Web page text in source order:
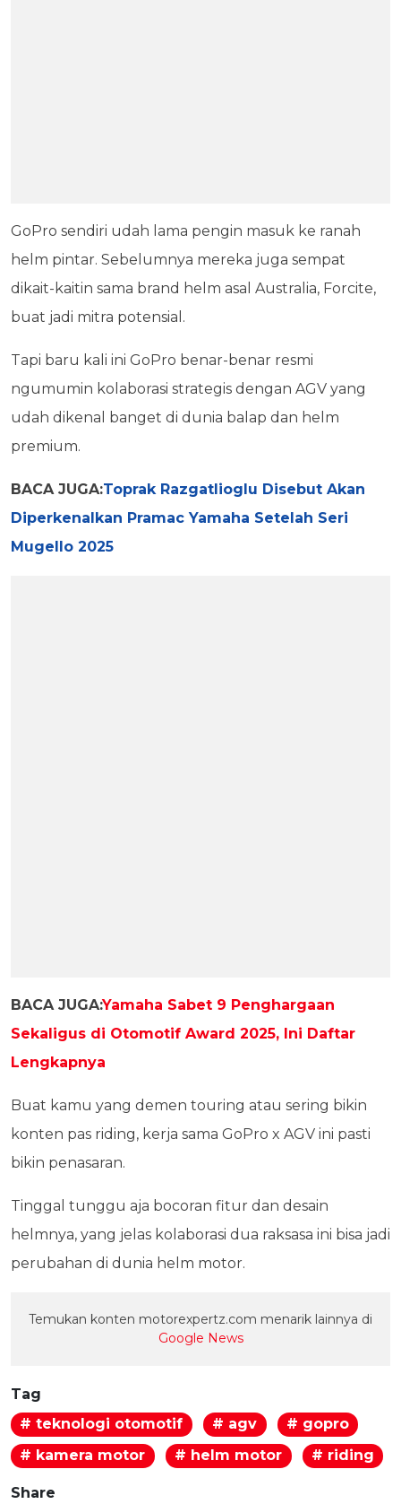
GoPro sendiri udah lama pengin masuk ke ranah
helm pintar. Sebelumnya mereka juga sempat
dikait-kaitin sama brand helm asal Australia, Forcite,
buat jadi mitra potensial.
Tapi baru kali ini GoPro benar-benar resmi
ngumumin kolaborasi strategis dengan AGV yang
udah dikenal banget di dunia balap dan helm
premium.
BACA JUGA:Toprak Razgatlioglu Disebut Akan
Diperkenalkan Pramac Yamaha Setelah Seri
Mugello 2025
BACA JUGA:Yamaha Sabet 9 Penghargaan
Sekaligus di Otomotif Award 2025, Ini Daftar
Lengkapnya
Buat kamu yang demen touring atau sering bikin
konten pas riding, kerja sama GoPro x AGV ini pasti
bikin penasaran.
Tinggal tunggu aja bocoran fitur dan desain
helmnya, yang jelas kolaborasi dua raksasa ini bisa jadi
perubahan di dunia helm motor.
Temukan konten motorexpertz.com menarik lainnya di
Google News
Tag
# teknologi otomotif
# agv
# gopro
# kamera motor
# helm motor # riding
Share